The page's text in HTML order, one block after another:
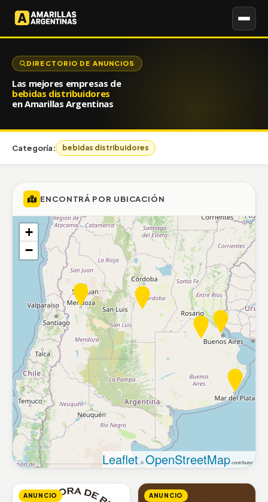
DIRECTORIO DE ANUNCIOS
Las mejores empresas de
bebidas distribuidores
en Amarillas Argentinas
Categoría: bebidas distribuidores
ENCONTRÁ POR UBICACIÓN
+
−
Leaflet , ©OpenStreetMapcontributors
ANUNCIO ANUNCIO